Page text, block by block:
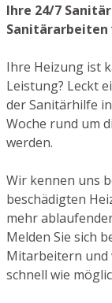
Ihre 24/7
Sanitärarbeiten
Ihre Heizung ist
Leistung? Leckt
der Sanitärhilfe
Woche rund um
werden.
Wir kennen uns
beschädigten
mehr
Melden Sie sich
Mitarbeitern und
schnell wie